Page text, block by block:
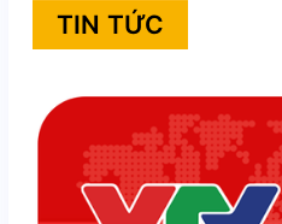
TIN TỨC